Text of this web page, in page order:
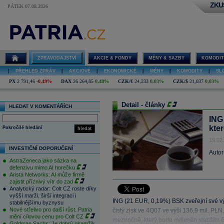
PÁTEK 07.08.2026
ZPRAVODAJSTVÍ AKCIE & FONDY MĚNY & SAZBY
PŘEHLED ZPRÁV AKCIOVÉ EKONOMICKÉ MĚNY KOMODITY
PX 2 791,46 -0,49% DAX 26 264,85 0,48% CZK/€ 24,233 0,03% CZK/$ 21,037 0,03%
HLEDAT V KOMENTÁŘÍCH
hledat
Pokročilé hledání
INVESTIČNÍ DOPORUČENÍ
AstraZeneca jako sázka na
defenzivu mimo AI horečku
Arista Networks: AI může firmě
zajistit příznivý vítr do zad
Analytický radar: Colt CZ roste díky
vyšší marži, širší integraci i
stabilnějšímu byznysu
Nové střelivo pro další růst. Patria
mění cílovou cenu pro Colt CZ
Detail - články
ING (21 EUR, 0,19%) BSK zveřejní své
čistý zisk ve 4Q07 ve výši 136,9 mil.
meziročně, který bude ovlivněn slabším